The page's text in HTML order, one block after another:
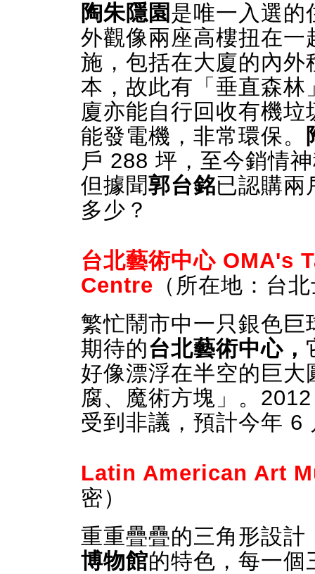
陶朱隱園是唯一入選的
外觀像兩座高樓扭在
施，包括在大廈的內
本，故此有「垂直森
廈亦能自行回收有機
能發電機，非常環保。
戶 288 坪，至今銷情
但據聞郭台銘已認購兩
多少？
台北藝術中心 OMA's
Centre （所在地：台
繁忙鬧市中一只銀色
期待的台北藝術中心，
好像漂浮在半空的巨
腐、魔術方塊」。
受到非議，預計今年 6
Latin American Art
密）
重重疊疊的三角形設計
博物館的特色，每一個